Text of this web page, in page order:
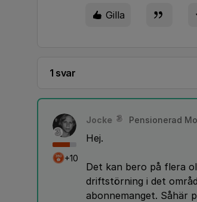
Gilla
1 svar
+10
Jocke Pensionerad
Hej.
Det kan bero på flera
driftstörning i det
abonnemanget. Såhär